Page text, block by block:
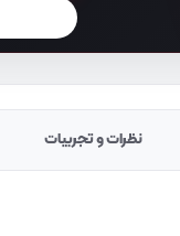
نظرات و تجربیات